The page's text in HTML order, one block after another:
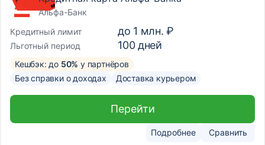
Альфа-Банк
Кредитный лимит
до 1 млн. ₽
Льготный период 100дней
Кешбэк: до 50% у партнёров
Без справки о доходах
Доставка курьером
Подробнее Сравнить
Перейти